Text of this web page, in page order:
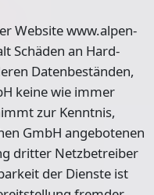
Website www.alpen-
Schäden an Hard-
Datenbeständen,
keine wie immer
zur Kenntnis,
GmbH angebotenen
dritter Netzbetreiber
der Dienste ist